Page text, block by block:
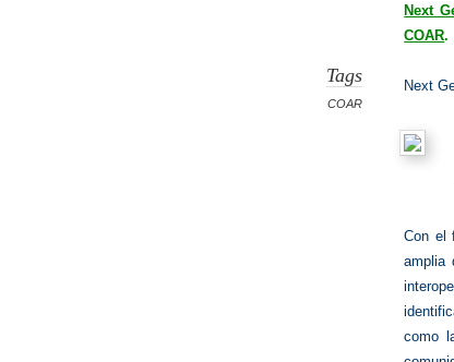
Tags
COAR
Next​
COAR.
Next​
Con el
amplia
como